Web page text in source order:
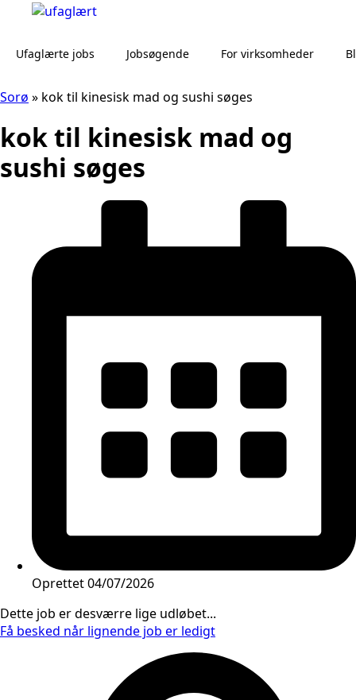
Ufaglærte jobs Jobsøgende For virksomheder
Sorø » kok til kinesisk mad og sushi søges
kok til kinesisk mad og
sushi søges
Oprettet04/07/2026
Dette job er desværre lige udløbet...
Få besked når lignende job er ledigt